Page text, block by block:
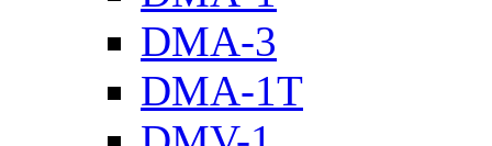
DMA-3
DMA-1T